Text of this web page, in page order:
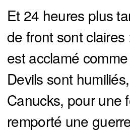
Et 24 heures plus
de front sont claires
est acclamé
Devils sont
Canucks, pour une
remporté une